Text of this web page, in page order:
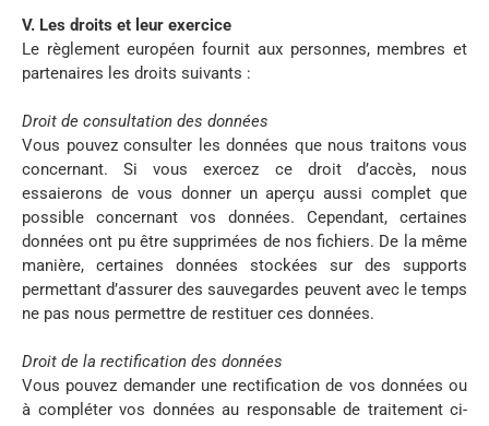
V. Les droits et leur exercice
Le règlement européen fournit aux personnes, membres et
partenaires les droits suivants :
Droit de consultation des données
Vous pouvez consulter les données que nous traitons vous
concernant. Si vous exercez ce droit d’accès, nous
essaierons de vous donner un aperçu aussi complet que
possible concernant vos données. Cependant, certaines
données ont pu être supprimées de nos fichiers. De la même
manière, certaines données stockées sur des supports
permettant d’assurer des sauvegardes peuvent avec le temps
ne pas nous permettre de restituer ces données.
Droit de la rectification des données
Vous pouvez demander une rectification de vos données ou
à compléter vos données au responsable de traitement ci-